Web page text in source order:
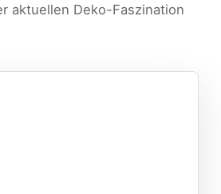
aktuellen Deko-Faszination